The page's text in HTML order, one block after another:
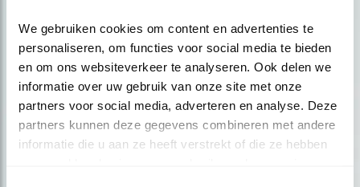
We gebruiken cookies om content en advertenties te
personaliseren, om functies voor social media te bieden
en om ons websiteverkeer te analyseren. Ook delen we
informatie over uw gebruik van onze site met onze
partners voor social media, adverteren en analyse. Deze
partners kunnen deze gegevens combineren met andere
informatie die u aan ze heeft verstrekt of die ze hebben